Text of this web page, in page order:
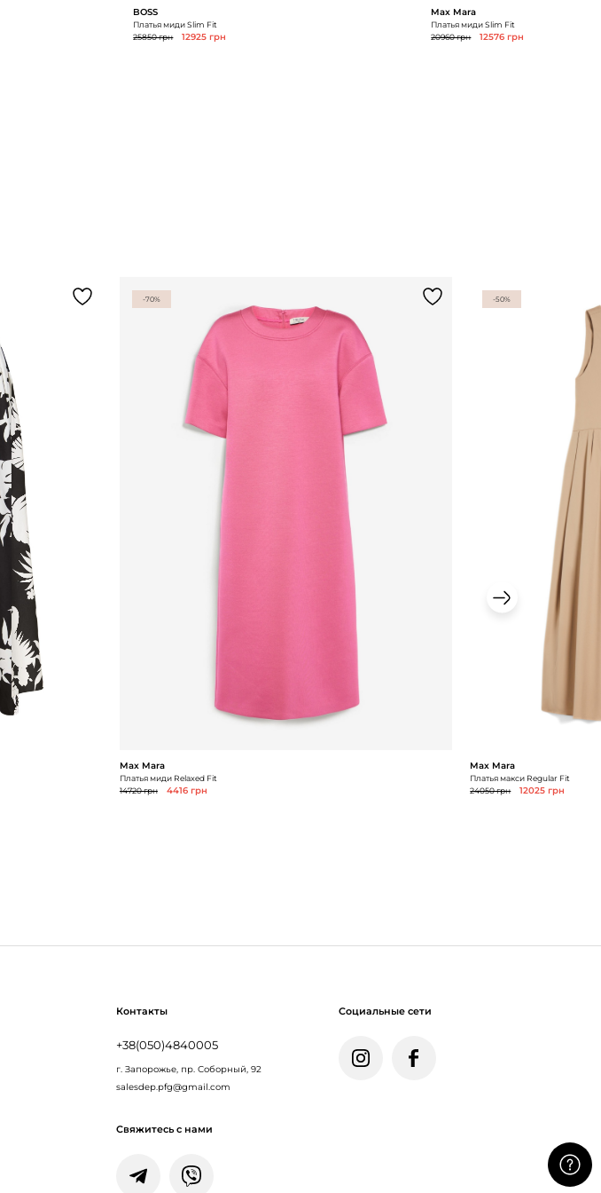
BOSS
Платья миди Slim Fit
25850 грн
12925 грн
Max Mara
Платья миди Slim Fit
20960 грн
12576 грн
-70%
Max Mara
Платья миди Relaxed Fit
14720 грн
4416 грн
-50%
Max Mara
Платья макси Regular Fit
24050 грн
12025 грн
Контакты
+38(050)4840005
г. Запорожье, пр. Соборный, 92
salesdep.pfg@gmail.com
Свяжитесь с нами
Социальные сети